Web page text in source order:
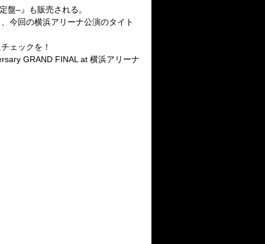
盤–』も販売される。
今回の横浜アリーナ公演のタイト
ェックを！
GRAND FINAL at 横浜アリーナ